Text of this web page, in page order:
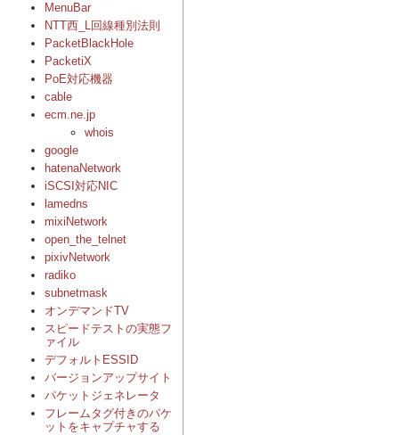
MenuBar
NTT西_L回線種別法則
PacketBlackHole
PacketiX
PoE対応機器
cable
ecm.ne.jp
whois
google
hatenaNetwork
iSCSI対応NIC
lamedns
mixiNetwork
open_the_telnet
pixivNetwork
radiko
subnetmask
オンデマンドTV
スピードテストの実態フ
ァイル
デフォルトESSID
バージョンアップサイト
パケットジェネレータ
フレームタグ付きのパケ
ットをキャプチャする